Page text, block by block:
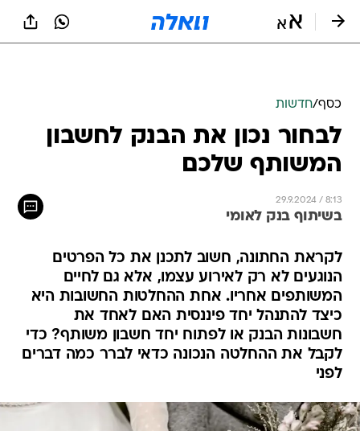
כסף/חדשות
לבחור נכון את הבנק לחשבון
המשותף שלכם
29.9.2024 / 8:13
בשיתוף בנק לאומי
לקראת החתונה, חשוב לתכנן את כל הפרטים
הנוגעים לא רק לאירוע עצמו, אלא גם לחיים
המשותפים אחריו. אחת ההחלטות החשובות היא
כיצד להתנהל יחד פיננסית האם לאחד את
חשבונות הבנק או לפתוח יחד חשבון משותף? כדי
לקבל את ההחלטה הנכונה כדאי לברר כמה דברים
לפני